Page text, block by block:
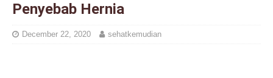
Penyebab Hernia
December 22, 2020 sehatkemudian